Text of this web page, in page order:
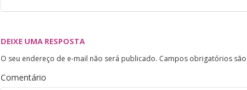
DEIXE UMA RESPOSTA
O seu endereço de e-mail não será publicado. Campos obrigatórios
Comentário